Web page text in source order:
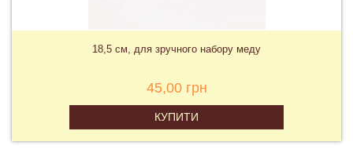
18,5 см, для зручного набору меду
45,00 грн
КУПИТИ